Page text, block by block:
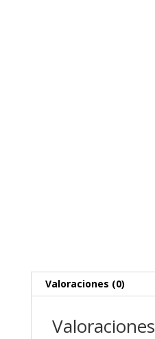
Valoraciones (0)
Valoraciones